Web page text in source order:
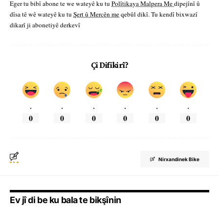
Eger tu bibî abone te we wateyê ku tu Polîtikaya Malpera Medipejînî û
dîsa tê wê wateyê ku tu Şert û Mercên meqebûl dikî. Tu kendî bixwazî
dikarî ji abonetiyê derkevî
Çi Difikirî?
.
0
.
0
.
0
.
0
.
0
.
0
Nirxandinek Bike
Ev jî di be ku bala te bikşînin